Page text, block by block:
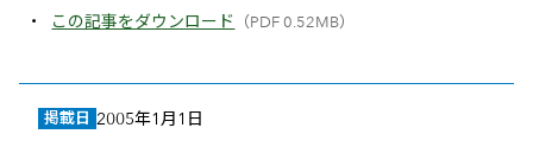
掲載日 2005年1月1日
この記事をダウンロード （PDF 0.52MB）